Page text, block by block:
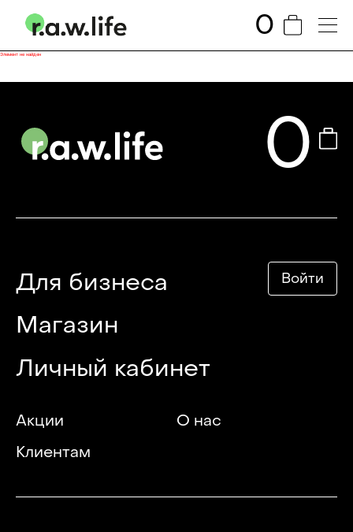
0
Элемент не найден
0
Личный кабинет
Магазин
Для бизнеса Войти
Акции
О нас
Клиентам